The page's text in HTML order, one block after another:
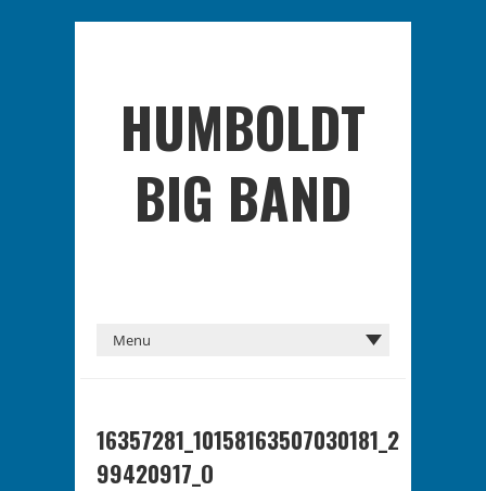
HUMBOLDT
BIG BAND
16357281_10158163507030181_2
99420917_O